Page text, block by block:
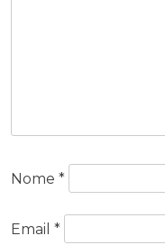
Nome *
Email *